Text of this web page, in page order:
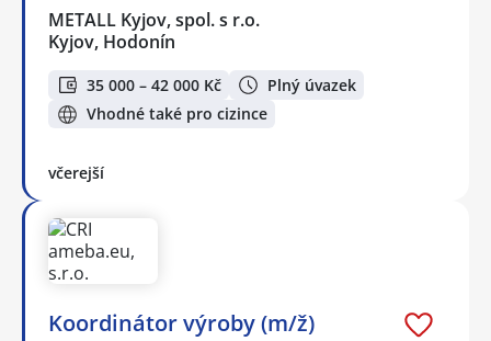
METALL Kyjov, spol. s r.o.
Kyjov, Hodonín
35 000 – 42 000 Kč
Plný úvazek
Vhodné také pro cizince
včerejší
Koordinátor výroby (m/ž)